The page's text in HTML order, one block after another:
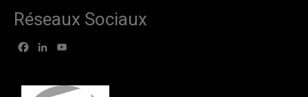
Réseaux Sociaux
Facebook
LinkedIn